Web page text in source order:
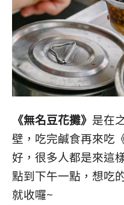
《無名豆花攤》 是在
壁，吃完鹹食再來吃
好，很多人都是來這
點到下午一點，想吃
就收囉~